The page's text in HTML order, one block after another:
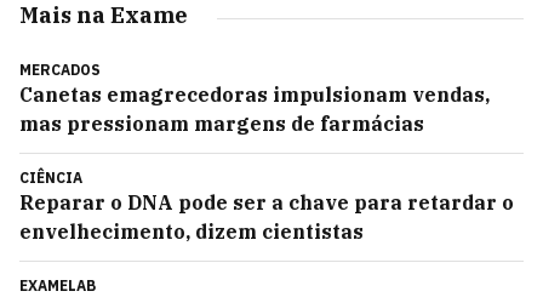
Mais na Exame
MERCADOS
Canetas emagrecedoras impulsionam vendas,
mas pressionam margens de farmácias
CIÊNCIA
Reparar o DNA pode ser a chave para retardar o
envelhecimento, dizem cientistas
EXAMELAB